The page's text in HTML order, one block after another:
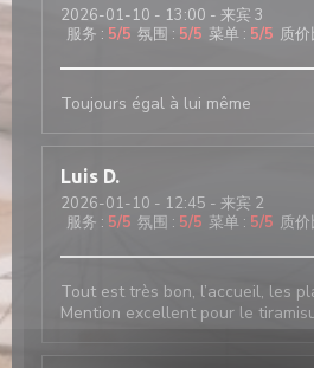
2026-01-10 - 13:00 - 来宾 3
服务 : 5/5 氛围 : 5/5 菜单 : 5/5 质价
Toujours égal à lui même
Luis D
2026-01-10 - 12:45 - 来宾 2
服务 : 5/5 氛围 : 5/5 菜单 : 5/5 质价
Tout est très bon, l’accueil, les
Mention excellent pour le